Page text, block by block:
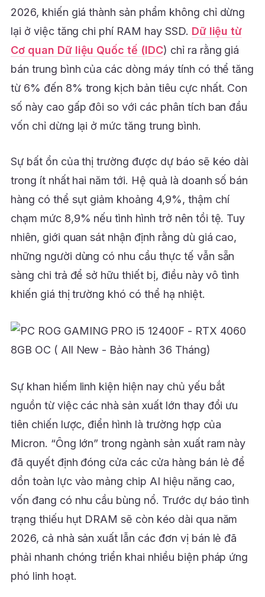
2026, khiến giá thành sản phẩm không chỉ dừng
lại ở việc tăng chi phí RAM hay SSD. Dữ liệu từ
Cơ quan Dữ liệu Quốc tế (IDC) chỉ ra rằng giá
bán trung bình của các dòng máy tính có thể tăng
từ 6% đến 8% trong kịch bản tiêu cực nhất. Con
số này cao gấp đôi so với các phân tích ban đầu
vốn chỉ dừng lại ở mức tăng trung bình.
Sự bất ổn của thị trường được dự báo sẽ kéo dài
trong ít nhất hai năm tới. Hệ quả là doanh số bán
hàng có thể sụt giảm khoảng 4,9%, thậm chí
chạm mức 8,9% nếu tình hình trở nên tồi tệ. Tuy
nhiên, giới quan sát nhận định rằng dù giá cao,
những người dùng có nhu cầu thực tế vẫn sẵn
sàng chi trả để sở hữu thiết bị, điều này vô tình
khiến giá thị trường khó có thể hạ nhiệt.
Sự khan hiếm linh kiện hiện nay chủ yếu bắt
nguồn từ việc các nhà sản xuất lớn thay đổi ưu
tiên chiến lược, điển hình là trường hợp của
Micron. “Ông lớn” trong ngành sản xuất ram này
đã quyết định đóng cửa các cửa hàng bán lẻ để
dồn toàn lực vào mảng chip AI hiệu năng cao,
vốn đang có nhu cầu bùng nổ. Trước dự báo tình
trạng thiếu hụt DRAM sẽ còn kéo dài qua năm
2026, cả nhà sản xuất lẫn các đơn vị bán lẻ đã
phải nhanh chóng triển khai nhiều biện pháp ứng
phó linh hoạt.